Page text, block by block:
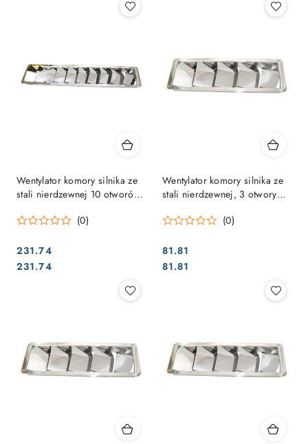
Wentylator komory silnika ze
stali nierdzewnej 10 otworów
(0)
Cena:
231.74
Cena:
231.74
Wentylator komory silnika ze
stali nierdzewnej, 3 otwory
(0)
Cena:
81.81
Cena:
81.81